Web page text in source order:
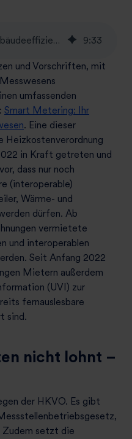
Von HKVO bis EU-Gebäudeeffizienzrichtline – das kommt auf die Wohnungswirtschaft zu. Ein Ausblick. 9:33
und Vorschriften, mit
umfassenden
Smart Metering: Ihr
. Eine dieser
Heizkostenverordnung
in Kraft getreten und
dass nur noch
(interoperable)
Wärme- und
dürfen. Ab
vermietete
und interoperablen
Seit Anfang 2022
Mietern außerdem
(UVI) zur
fernauslesbare
sind.
nicht lohnt –
der HKVO. Es gibt
setzt die